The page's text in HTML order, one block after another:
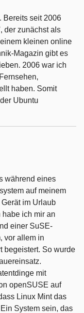
Bereits seit 2006
der zunächst als
kleinen online
Magazin gibt es
2006 war ich
haben. Somit
Ubuntu
während eines
auf meinem
im Urlaub
ich mir an
einer SuSE-
vor allem in
begeistert. So wurde
mit
openSUSE auf
Linux Mint das
System sein, das